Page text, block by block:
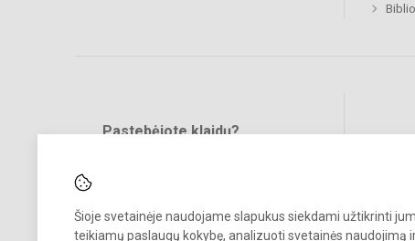
Šioje svetainėje naudojame slapukus siekdami užtikrinti
teikiamų paslaugų kokybę, analizuoti svetainės naudojimą
Pastebėjote klaidų?